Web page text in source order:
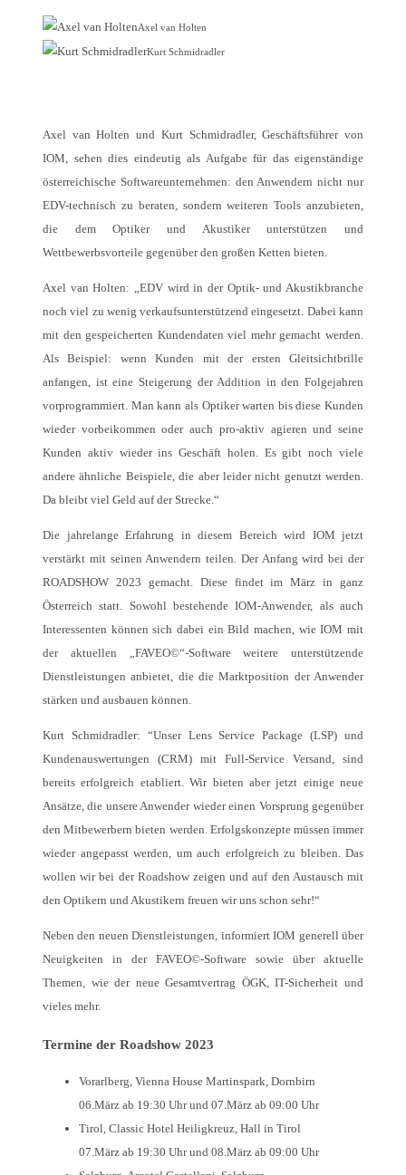
Axel van Holten
Kurt Schmidradler
Axel van Holten und Kurt Schmidradler, Geschäftsführer von
IOM, sehen dies eindeutig als Aufgabe für das eigenständige
österreichische Softwareunternehmen: den Anwendern nicht nur
EDV-technisch zu beraten, sondern weiteren Tools anzubieten,
die dem Optiker und Akustiker unterstützen und
Wettbewerbsvorteile gegenüber den großen Ketten bieten.
Axel van Holten: „EDV wird in der Optik- und Akustikbranche
noch viel zu wenig verkaufsunterstützend eingesetzt. Dabei kann
mit den gespeicherten Kundendaten viel mehr gemacht werden.
Als Beispiel: wenn Kunden mit der ersten Gleitsichtbrille
anfangen, ist eine Steigerung der Addition in den Folgejahren
vorprogrammiert. Man kann als Optiker warten bis diese Kunden
wieder vorbeikommen oder auch pro-aktiv agieren und seine
Kunden aktiv wieder ins Geschäft holen. Es gibt noch viele
andere ähnliche Beispiele, die aber leider nicht genutzt werden.
Da bleibt viel Geld auf der Strecke.“
Die jahrelange Erfahrung in diesem Bereich wird IOM jetzt
verstärkt mit seinen Anwendern teilen. Der Anfang wird bei der
ROADSHOW 2023 gemacht. Diese findet im März in ganz
Österreich statt. Sowohl bestehende IOM-Anwender, als auch
Interessenten können sich dabei ein Bild machen, wie IOM mit
der aktuellen „FAVEO©“-Software weitere unterstützende
Dienstleistungen anbietet, die die Marktposition der Anwender
stärken und ausbauen können.
Kurt Schmidradler: “Unser Lens Service Package (LSP) und
Kundenauswertungen (CRM) mit Full-Service Versand, sind
bereits erfolgreich etabliert. Wir bieten aber jetzt einige neue
Ansätze, die unsere Anwender wieder einen Vorsprung gegenüber
den Mitbewerbern bieten werden. Erfolgskonzepte müssen immer
wieder angepasst werden, um auch erfolgreich zu bleiben. Das
wollen wir bei der Roadshow zeigen und auf den Austausch mit
den Optikern und Akustikern freuen wir uns schon sehr!“
Neben den neuen Dienstleistungen, informiert IOM generell über
Neuigkeiten in der FAVEO©-Software sowie über aktuelle
Themen, wie der neue Gesamtvertrag ÖGK, IT-Sicherheit und
vieles mehr.
Termine der Roadshow 2023
Vorarlberg, Vienna House Martinspark, Dornbirn
06.März ab 19:30 Uhr und 07.März ab 09:00 Uhr
Tirol, Classic Hotel Heiligkreuz, Hall in Tirol
07.März ab 19:30 Uhr und 08.März ab 09:00 Uhr